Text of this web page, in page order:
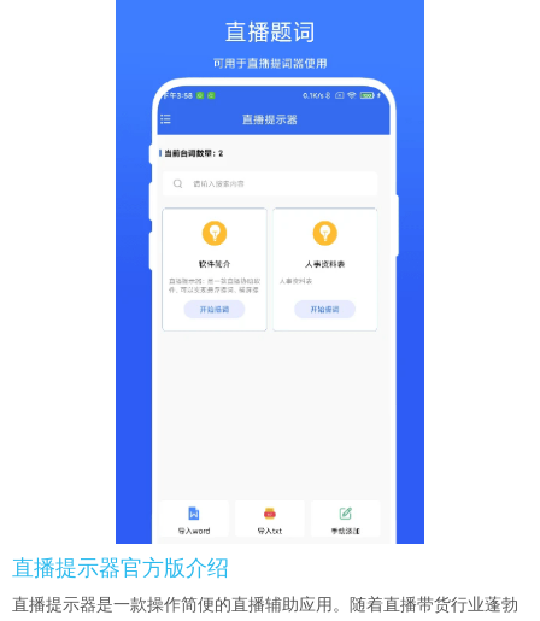
直播提示器官方版介绍
直播提示器是一款操作简便的直播辅助应用。随着直播带货行业蓬勃